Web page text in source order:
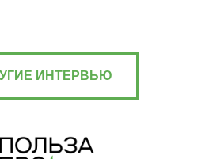
ИНТЕРВЬЮ